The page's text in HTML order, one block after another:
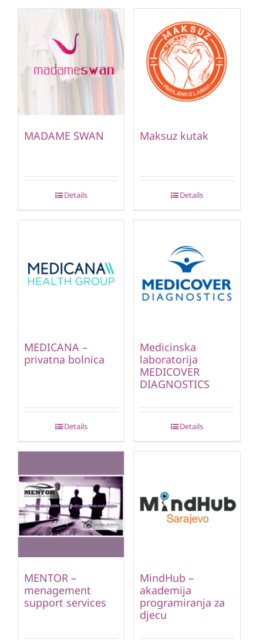
MADAME SWAN
Details
Maksuz kutak
Details
MEDICANA –
privatna bolnica
Details
Medicinska
laboratorija
MEDICOVER
DIAGNOSTICS
Details
MENTOR –
menagement
support services
MindHub –
akademija
programiranja za
djecu